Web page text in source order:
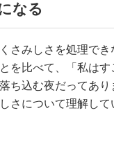
なる
さみしさを処理で
を比べて、「私は
込む夜だってあり
さについて理解して